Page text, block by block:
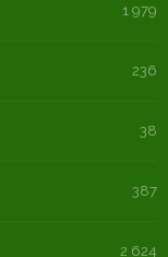
1 979
236
38
387
2 624